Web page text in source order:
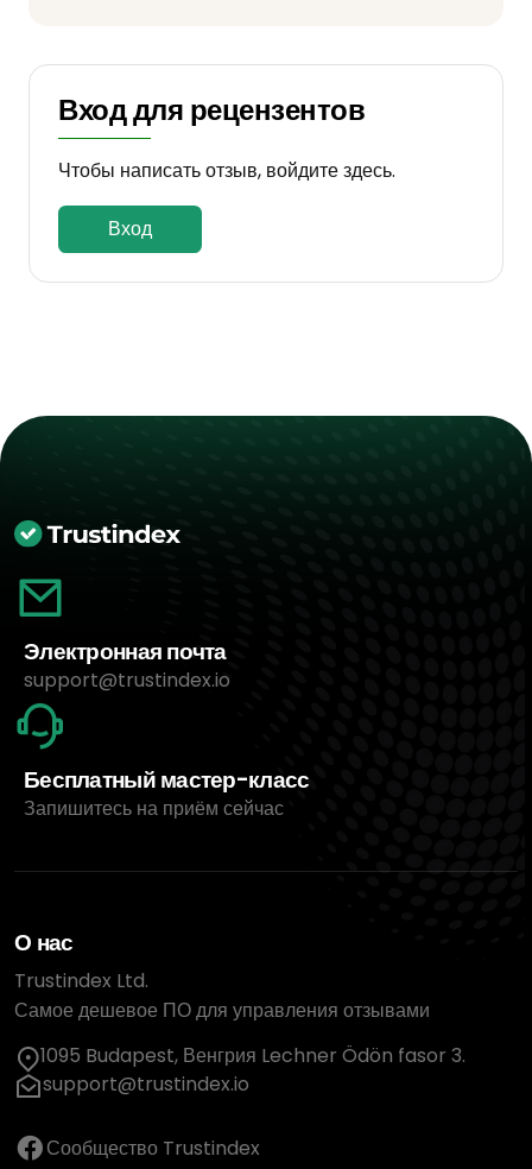
Вход для рецензентов
Чтобы написать отзыв, войдите здесь.
Вход
Электронная почта
support@trustindex.io
Бесплатный мастер-класс
Запишитесь на приём сейчас
О нас
Trustindex Ltd.
Самое дешевое ПО для управления отзывами
1095 Budapest, Венгрия Lechner Ödön fasor 3.
support@trustindex.io
Сообщество Trustindex